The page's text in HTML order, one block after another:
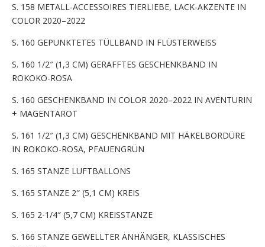
S. 158 METALL-ACCESSOIRES TIERLIEBE, LACK-AKZENTE IN
COLOR 2020–2022
S. 160 GEPUNKTETES TÜLLBAND IN FLÜSTERWEISS
S. 160 1/2″ (1,3 CM) GERAFFTES GESCHENKBAND IN
ROKOKO-ROSA
S. 160 GESCHENKBAND IN COLOR 2020–2022 IN AVENTURIN
+ MAGENTAROT
S. 161 1/2″ (1,3 CM) GESCHENKBAND MIT HÄKELBORDÜRE
IN ROKOKO-ROSA, PFAUENGRÜN
S. 165 STANZE LUFTBALLONS
S. 165 STANZE 2″ (5,1 CM) KREIS
S. 165 2-1/4″ (5,7 CM) KREISSTANZE
S. 166 STANZE GEWELLTER ANHÄNGER, KLASSISCHES